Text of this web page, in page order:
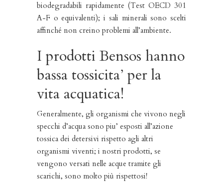
biodegradabili rapidamente (Test OECD 301
A-F o equivalenti); i sali minerali sono scelti
affinché non creino problemi all’ambiente.
I prodotti Bensos hanno
bassa tossicita’ per la
vita acquatica!
Generalmente, gli organismi che vivono negli
specchi d’acqua sono piu’ esposti all’azione
tossica dei detersivi rispetto agli altri
organismi viventi; i nostri prodotti, se
vengono versati nelle acque tramite gli
scarichi, sono molto più rispettosi!